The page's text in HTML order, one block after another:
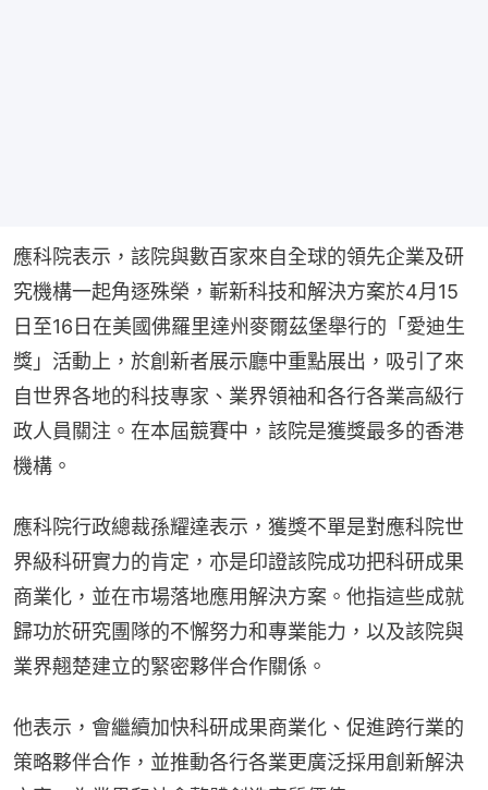
應科院表示，該院與數百家來自全球的領先企業及研
究機構一起角逐殊榮，嶄新科技和解決方案於4月15
日至16日在美國佛羅里達州麥爾茲堡舉行的「愛迪生
獎」活動上，於創新者展示廳中重點展出，吸引了來
自世界各地的科技專家、業界領袖和各行各業高級行
政人員關注。在本屆競賽中，該院是獲獎最多的香港
機構。
應科院行政總裁孫耀達表示，獲獎不單是對應科院世
界級科研實力的肯定，亦是印證該院成功把科研成果
商業化，並在市場落地應用解決方案。他指這些成就
歸功於研究團隊的不懈努力和專業能力，以及該院與
業界翹楚建立的緊密夥伴合作關係。
他表示，會繼續加快科研成果商業化、促進跨行業的
策略夥伴合作，並推動各行各業更廣泛採用創新解決